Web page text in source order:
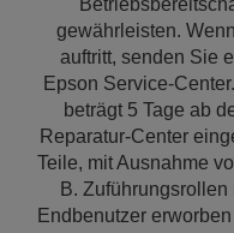
gewährleisten.
auftritt, senden Sie
Epson Service-
beträgt 5 Tage ab
Reparatur-Center
Teile, mit Ausnahme
B.
Endbenutzer